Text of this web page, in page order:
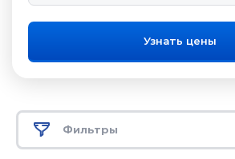
Узнать цены
Фильтры